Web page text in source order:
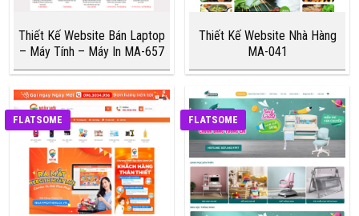
Thiết Kế Website Bán Laptop
– Máy Tính – Máy In MA-657
Thiết Kế Website Nhà Hàng
MA-041
FLATSOME FLATSOME